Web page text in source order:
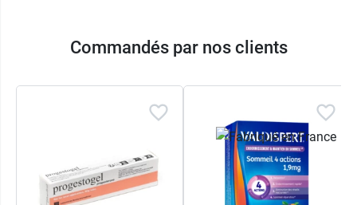
Commandés par nos clients